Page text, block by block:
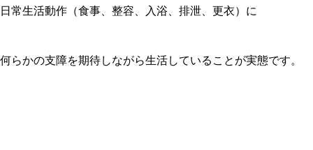
日常生活動作（食事、整容、入浴、排泄、更衣）に
何らかの支障を期待しながら生活していることが実態です。